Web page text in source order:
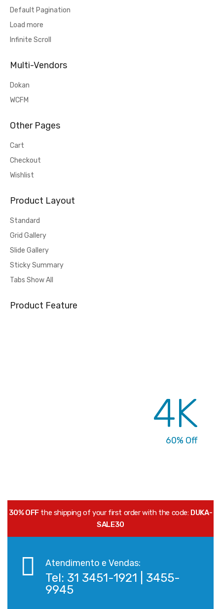
Default Pagination
Load more
Infinite Scroll
Multi-Vendors
Dokan
WCFM
Other Pages
Cart
Checkout
Wishlist
Product Layout
Standard
Grid Gallery
Slide Gallery
Sticky Summary
Tabs Show All
Product Feature
4K
60% Off
30% OFFthe shipping of your first order with the code: DUKA-
SALE30
Atendimento e Vendas:
Tel: 31 3451-1921 | 3455-
9945